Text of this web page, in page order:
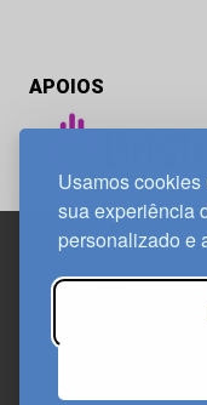
Usamos
sua experiência
personalizado e
APOIOS
Edif. Lisboa Oriente |
1800-282 Lisboa |